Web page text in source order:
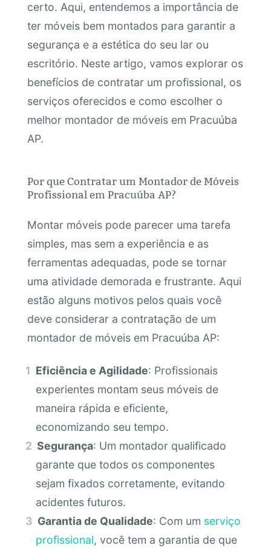
certo. Aqui, entendemos a importância de
ter móveis bem montados para garantir a
segurança e a estética do seu lar ou
escritório. Neste artigo, vamos explorar os
benefícios de contratar um profissional, os
serviços oferecidos e como escolher o
melhor montador de móveis em Pracuúba
AP.
Por que Contratar um Montador de Móveis
Profissional em Pracuúba AP?
Montar móveis pode parecer uma tarefa
simples, mas sem a experiência e as
ferramentas adequadas, pode se tornar
uma atividade demorada e frustrante. Aqui
estão alguns motivos pelos quais você
deve considerar a contratação de um
montador de móveis em Pracuúba AP:
Eficiência e Agilidade: Profissionais
experientes montam seus móveis de
maneira rápida e eficiente,
economizando seu tempo.
Segurança: Um montador qualificado
garante que todos os componentes
sejam fixados corretamente, evitando
acidentes futuros.
Garantia de Qualidade: Com um serviço
profissional, você tem a garantia de que